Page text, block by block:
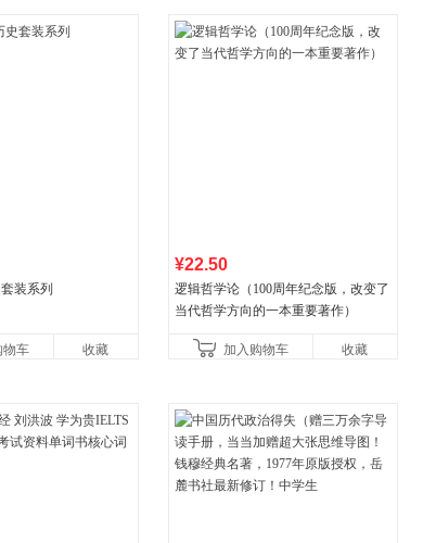
装系列
物车 收藏
¥22.50
逻辑哲学论（100周年纪念版，改变了
当代哲学方向的一本重要著作）
加入购物车 收藏